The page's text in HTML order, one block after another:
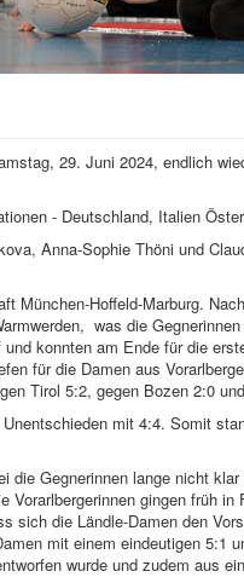
29. Juni 2024, endlich
- Deutschland, Italien
Anna-Sophie Thöni und
München-Hoffeld-Marburg.
was die
konnten am Ende für die
für die Damen aus
Tirol 5:2, gegen Bozen 2:0
mit 4:4. Somit
die Gegnerinnen lange nicht
Vorarlbergerinnen gingen früh
sich die Ländle-Damen den
mit einem eindeutigen 5:1
wurde und zudem aus